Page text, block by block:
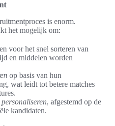
is enorm.
het mogelijk om:
voor het snel sorteren van
en middelen worden
op basis van hun
wat leidt tot betere matches
, afgestemd op de
kandidaten.